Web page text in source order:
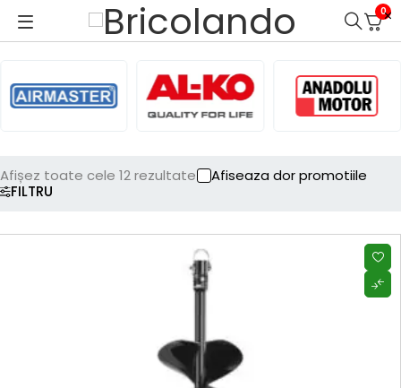
0
FILTRU
Afișez toate cele 12 rezultate Afiseaza dor promotiile